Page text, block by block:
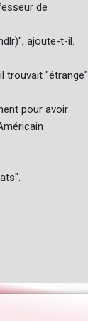
de
ajoute-t-il.
trouvait "étrange"
pour avoir